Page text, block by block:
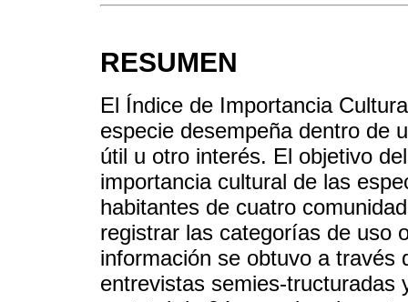
RESUMEN
El Índice de Importancia
especie desempeña dentro de
útil u otro interés. El objetivo
importancia cultural de las
habitantes de cuatro
registrar las categorías de uso
información se obtuvo a través
entrevistas semies-tructuradas